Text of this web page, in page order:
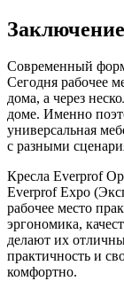
Заключение
Современный
Сегодня рабочее
дома, а через
доме. Именно
универсальная
с разными
Кресла Everprof
Everprof Expo
рабочее место
эргономика,
делают их
практичность и
комфортно.